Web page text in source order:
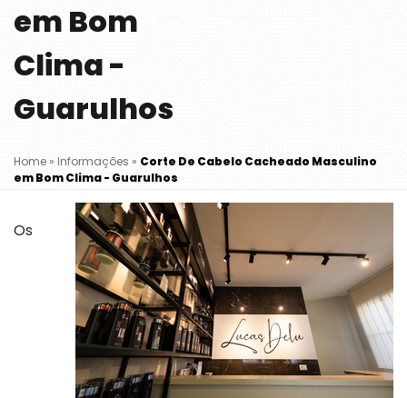
em Bom
Clima -
Guarulhos
Home» Informações » Corte De Cabelo Cacheado Masculino
em Bom Clima - Guarulhos
Os